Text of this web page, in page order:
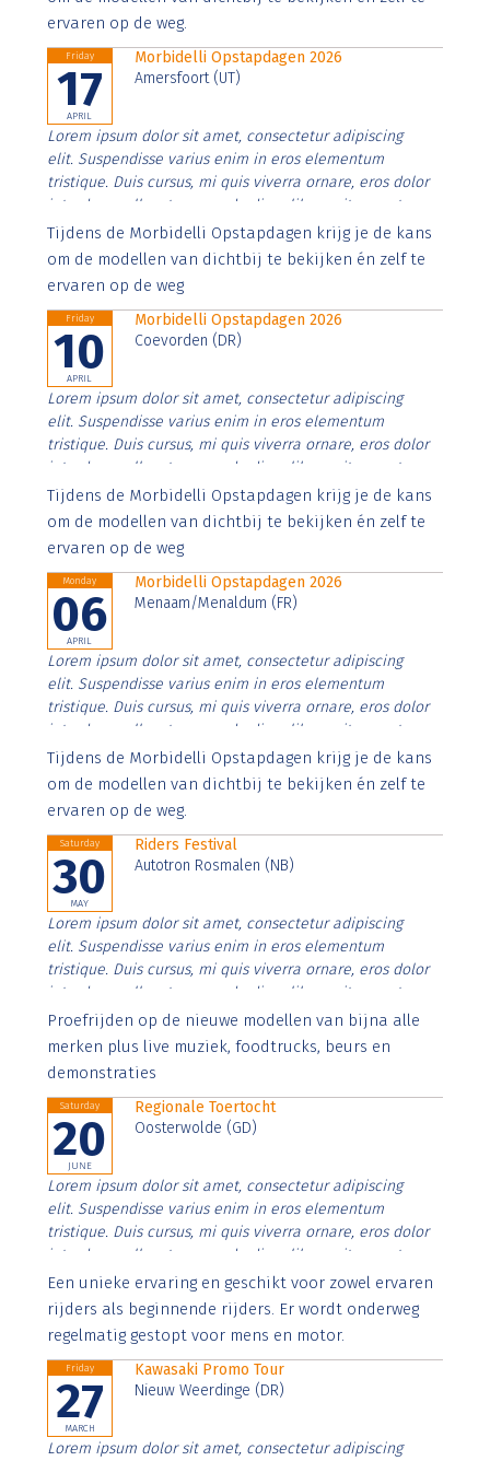
ervaren op de weg.
Friday
17
APRIL
Morbidelli Opstapdagen 2026
Amersfoort (UT)
Lorem ipsum dolor sit amet, consectetur adipiscing
elit. Suspendisse varius enim in eros elementum
tristique. Duis cursus, mi quis viverra ornare, eros dolor
interdum nulla, ut commodo diam libero vitae erat.
Aenean faucibus nibh et justo cursus id rutrum lorem
imperdiet. Nunc ut sem vitae risus tristique posuere.
Tijdens de Morbidelli Opstapdagen krijg je de kans
om de modellen van dichtbij te bekijken én zelf te
ervaren op de weg
Friday
10
APRIL
Morbidelli Opstapdagen 2026
Coevorden (DR)
Lorem ipsum dolor sit amet, consectetur adipiscing
elit. Suspendisse varius enim in eros elementum
tristique. Duis cursus, mi quis viverra ornare, eros dolor
interdum nulla, ut commodo diam libero vitae erat.
Aenean faucibus nibh et justo cursus id rutrum lorem
imperdiet. Nunc ut sem vitae risus tristique posuere.
Tijdens de Morbidelli Opstapdagen krijg je de kans
om de modellen van dichtbij te bekijken én zelf te
ervaren op de weg
Monday
06
APRIL
Morbidelli Opstapdagen 2026
Menaam/Menaldum (FR)
Lorem ipsum dolor sit amet, consectetur adipiscing
elit. Suspendisse varius enim in eros elementum
tristique. Duis cursus, mi quis viverra ornare, eros dolor
interdum nulla, ut commodo diam libero vitae erat.
Aenean faucibus nibh et justo cursus id rutrum lorem
imperdiet. Nunc ut sem vitae risus tristique posuere.
Tijdens de Morbidelli Opstapdagen krijg je de kans
om de modellen van dichtbij te bekijken én zelf te
ervaren op de weg.
Saturday
30
MAY
Riders Festival
Autotron Rosmalen (NB)
Lorem ipsum dolor sit amet, consectetur adipiscing
elit. Suspendisse varius enim in eros elementum
tristique. Duis cursus, mi quis viverra ornare, eros dolor
interdum nulla, ut commodo diam libero vitae erat.
Aenean faucibus nibh et justo cursus id rutrum lorem
imperdiet. Nunc ut sem vitae risus tristique posuere.
Proefrijden op de nieuwe modellen van bijna alle
merken plus live muziek, foodtrucks, beurs en
demonstraties
Saturday
20
JUNE
Regionale Toertocht
Oosterwolde (GD)
Lorem ipsum dolor sit amet, consectetur adipiscing
elit. Suspendisse varius enim in eros elementum
tristique. Duis cursus, mi quis viverra ornare, eros dolor
interdum nulla, ut commodo diam libero vitae erat.
Aenean faucibus nibh et justo cursus id rutrum lorem
imperdiet. Nunc ut sem vitae risus tristique posuere.
Een unieke ervaring en geschikt voor zowel ervaren
rijders als beginnende rijders. Er wordt onderweg
regelmatig gestopt voor mens en motor.
Friday
27
MARCH
Kawasaki Promo Tour
Nieuw Weerdinge (DR)
Lorem ipsum dolor sit amet, consectetur adipiscing